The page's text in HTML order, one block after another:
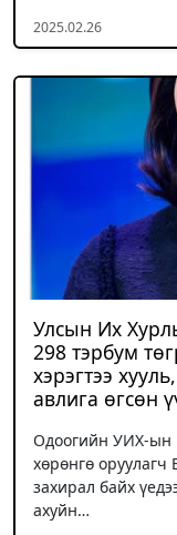
2025.02.26
Улсын Их
298 тэрбум
хэрэгтээ
авлига өгсөн
Одоогийн УИХ-ын
хөрөнгө
захирал байх
ахуйн…